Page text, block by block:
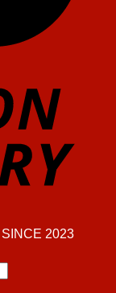
2023